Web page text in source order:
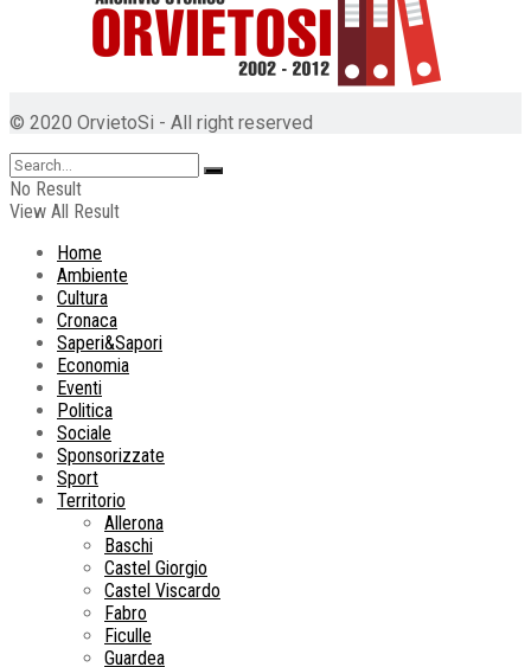
© 2020 OrvietoSi - All right reserved
No Result
View All Result
Home
Ambiente
Cultura
Cronaca
Saperi&Sapori
Economia
Eventi
Politica
Sociale
Sponsorizzate
Sport
Territorio
Allerona
Baschi
Castel Giorgio
Castel Viscardo
Fabro
Ficulle
Guardea